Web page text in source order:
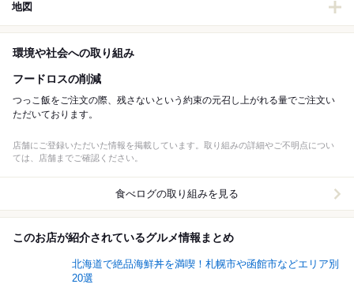
地図
環境や社会への取り組み
フードロスの削減
つっこ飯をご注文の際、残さないという約束の元召し上がれる量でご注文い
ただいております。
店舗にご登録いただいた情報を掲載しています。取り組みの詳細やご不明点につい
ては、店舗までご確認ください。
食べログの取り組みを見る
このお店が紹介されているグルメ情報まとめ
北海道で絶品海鮮丼を満喫！札幌市や函館市などエリア別
20選